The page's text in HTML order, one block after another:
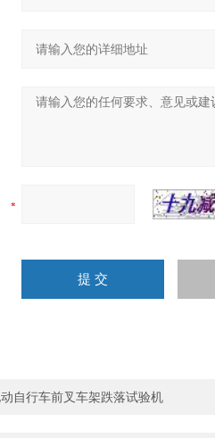
自行车前叉车架跌落试验机